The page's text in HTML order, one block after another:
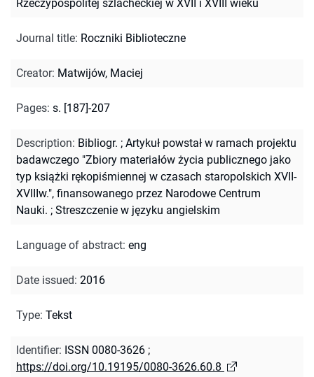
Rzeczypospolitej szlacheckiej w XVII i XVIII wieku
Journal title: Roczniki Biblioteczne
Creator: Matwijów, Maciej
Pages: s. [187]-207
Description: Bibliogr. ; Artykuł powstał w ramach projektu
badawczego "Zbiory materiałów życia publicznego jako
typ książki rękopiśmiennej w czasach staropolskich XVII-
XVIIIw.", finansowanego przez Narodowe Centrum
Nauki. ; Streszczenie w języku angielskim
Language of abstract: eng
Date issued: 2016
Type: Tekst
Identifier: ISSN 0080-3626 ;
https://doi.org/10.19195/0080-3626.60.8